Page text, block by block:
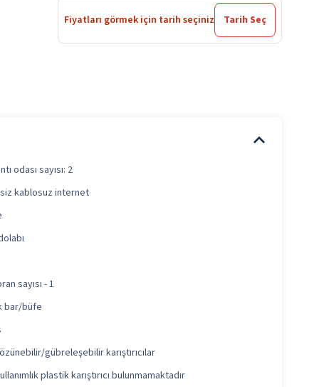
Fiyatları görmek için tarih seçiniz Tarih Seç
odası sayısı: 2
kablosuz internet
sayısı - 1
bar/büfe
gübreleşebilir karıştırıcılar
plastik karıştırıcı bulunmamaktadır